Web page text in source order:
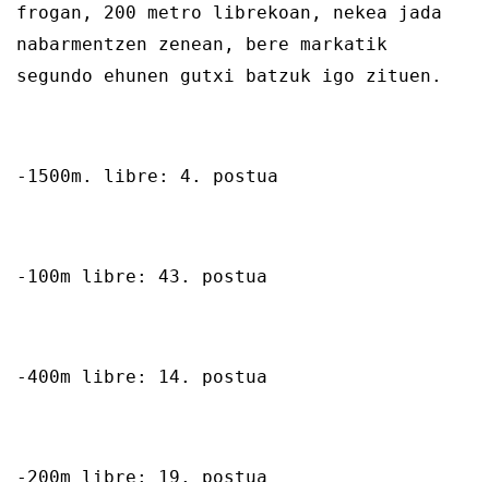
frogan, 200 metro librekoan, nekea jada
nabarmentzen zenean, bere markatik
segundo ehunen gutxi batzuk igo zituen.
-1500m. libre: 4. postua
-100m libre: 43. postua
-400m libre: 14. postua
-200m libre: 19. postua